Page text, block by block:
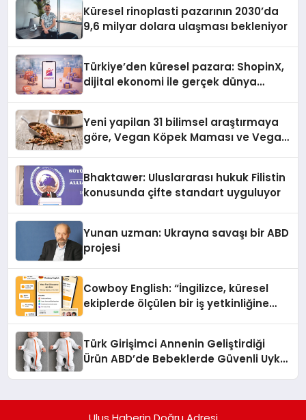
Küresel rinoplasti pazarının 2030’da
9,6 milyar dolara ulaşması bekleniyor
Türkiye’den küresel pazara: ShopinX,
dijital ekonomi ile gerçek dünya
Yeni yapilan 31 bilimsel araştırmaya
göre, Vegan Köpek Maması ve Vegan
Bhaktawer: Uluslararası hukuk Filistin
konusunda çifte standart uyguluyor
Yunan uzman: Ukrayna savaşı bir ABD
projesi
Cowboy English: “İngilizce, küresel
ekiplerde ölçülen bir iş yetkinliğine
Türk Girişimci Annenin Geliştirdiği
Ürün ABD’de Bebeklerde Güvenli Uyku